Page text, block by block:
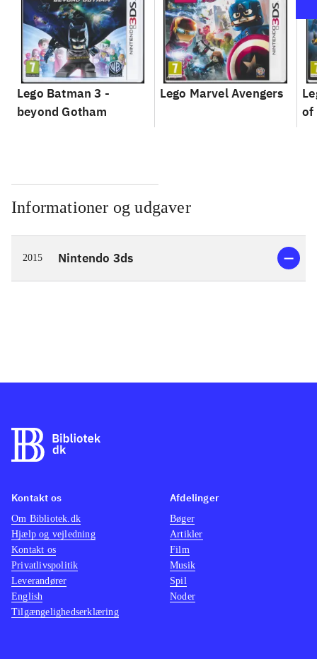
Lego Batman 3 -
beyond Gotham
Lego Marvel Avengers
of
Informationer og udgaver
2015 Nintendo 3ds
Kontakt os
Om Bibliotek.dk
Hjælp og vejledning
Kontakt os
Privatlivspolitik
Leverandører
English
Tilgængelighedserklæring
Afdelinger
Bøger
Artikler
Film
Musik
Spil
Noder